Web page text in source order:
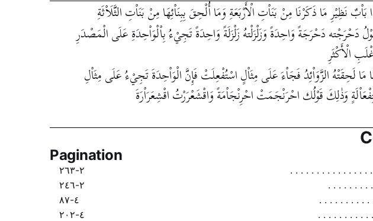
بَاْبٌ نَظِيْرِ مَا ذَكَرْنَا مِنْ بَنَاْتِ الْأَرْبَعَةِ وَمَا أُلْحِقَ بِبِنَاْئِهَا مِنْ بَنَاْتِ الثَّلَاْثَةِ
دَحْرَجْته دَحْرَجَةً وَاحِدَةً وَزَلْزَلْتهُ زَلْزَلَةً وَاحِدَةً تَجِيْءُ بِاْلْوَاْحِدَةِ عَلَى الْمَصْدَرِ
الْأَكْثَرِ
مَا لَحِقَتْهُ الزَّوَاْئِدُ فَجَاْءَ عَلَى مِثَاْلٍ اسْتُفْعِلَتْ فَإِنَّ الْوَاْحِدَةَ تَجِيْءُ عَلَى مِثَاْلِ
وَذٰلِكَ قَوْلُك احْرَنْجَمَتْ احْرِنْجَاْمَةً وَاقْشَعْرَرْتُ اقْشِعَرَاْرَةَ
Pagination
٢-٢٦٣
٢-٢٤٦
٤-٨٧
٤-٢٠٢